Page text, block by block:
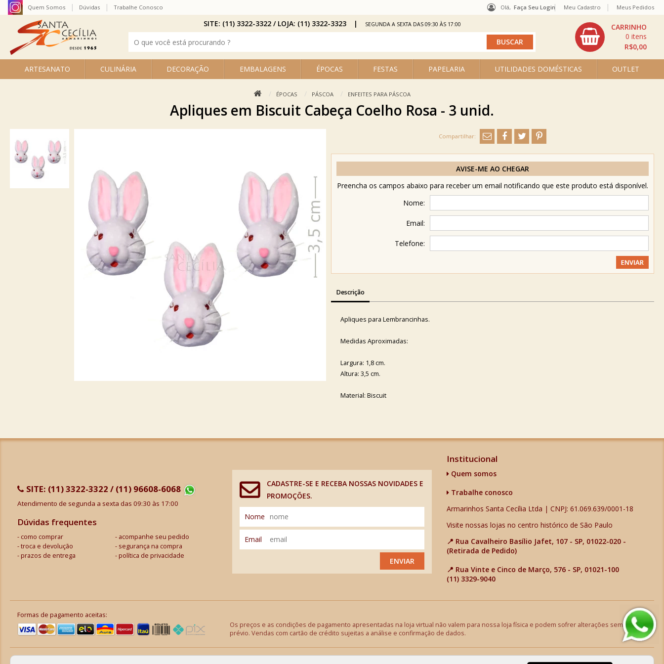
Olá, Faça Seu Login
ARTESANATO CULINÁRIA DECORAÇÃO EMBALAGENS ÉPOCAS FESTAS PAPELARIA UTILIDADES DOMÉSTICAS OUTLET
R$0,00
0
Quem Somos Dúvidas Trabalhe Conosco Meu Cadastro Meus Pedidos
SITE: (11) 3322-3322 / LOJA: (11) 3322-3323 SEGUNDA A SEXTA DAS 09:30 ÀS 17:00
ÉPOCAS PÁSCOA ENFEITES PARA PÁSCOA
Apliques em Biscuit Cabeça Coelho Rosa - 3 unid.
AVISE-ME AO CHEGAR
Preencha os campos abaixo para receber um email notificando que este produto está disponível.
Nome:
Email:
Telefone:
Descrição
Apliques para Lembrancinhas.
Medidas Aproximadas:
Largura: 1,8 cm.
Altura: 3,5 cm.
Material: Biscuit
SITE: (11) 3322-3322 / (11) 96608-6068
Atendimento de segunda a sexta das 09:30 às 17:00
Dúvidas frequentes
como comprar
acompanhe seu pedido
troca e devolução
segurança na compra
prazos de entrega
política de privacidade
CADASTRE-SE E RECEBA NOSSAS NOVIDADES E
PROMOÇÕES.
Nome
Email
ENVIAR
Institucional
Quem somos
Trabalhe conosco
Armarinhos Santa Cecília Ltda | CNPJ: 61.069.639/0001-18
Visite nossas lojas no centro histórico de São Paulo
📍 Rua Cavalheiro Basílio Jafet, 107 - SP, 01022-020 -
(Retirada de Pedido)
📍 Rua Vinte e Cinco de Março, 576 - SP, 01021-100
(11) 3329-9040
Formas de pagamento aceitas:
Os preços e as condições de pagamento apresentadas na loja virtual não valem para nossa loja física e podem sofrer alterações sem aviso
prévio. Vendas com cartão de crédito sujeitas a análise e confirmação de dados.